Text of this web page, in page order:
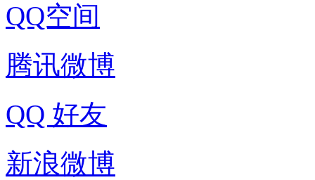
QQ空间
腾讯微博
QQ 好友
新浪微博